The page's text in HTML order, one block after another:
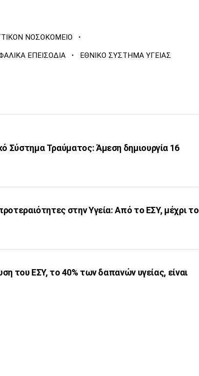
ΝΟΣΟΚΟΜΕΙΟ ·
ΕΠΕΙΣΟΔΙΑ · ΕΘΝΙΚΟ ΣΥΣΤΗΜΑ ΥΓΕΙΑΣ
Σύστημα Τραύματος: Άμεση δημιουργία 16
στην Υγεία: Από το ΕΣΥ, μέχρι το
του ΕΣΥ, το 40% των δαπανών υγείας, είναι